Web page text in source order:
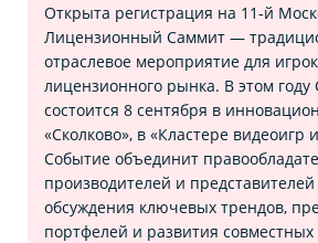
Открыта регистрация на 11‑й
Лицензионный Саммит —
отраслевое мероприятие для
лицензионного рынка. В этом
состоится 8 сентября в
«Сколково», в «Кластере видеоигр
Событие объединит
производителей и
обсуждения ключевых трендов,
портфелей и развития совместных